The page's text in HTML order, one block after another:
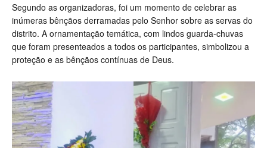
Segundo as organizadoras, foi um momento de celebrar as
inúmeras bênçãos derramadas pelo Senhor sobre as servas do
distrito. A ornamentação temática, com lindos guarda-chuvas
que foram presenteados a todos os participantes, simbolizou a
proteção e as bênçãos contínuas de Deus.